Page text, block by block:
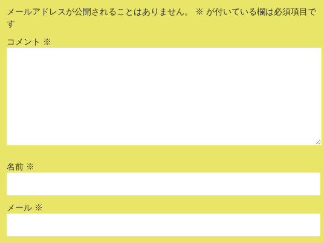
メールアドレスが公開されることはありません。 ※ が付いている欄は必須項目で
す
コメント ※
名前 ※
メール ※